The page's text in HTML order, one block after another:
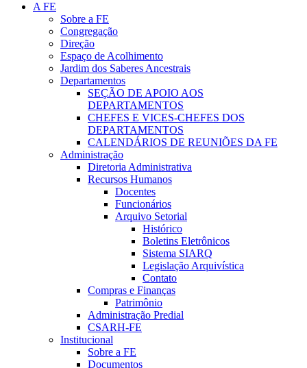
A FE
Sobre a FE
Congregação
Direção
Espaço de Acolhimento
Jardim dos Saberes Ancestrais
Departamentos
SEÇÃO DE APOIO AOS
DEPARTAMENTOS
CHEFES E VICES-CHEFES DOS
DEPARTAMENTOS
CALENDÁRIOS DE REUNIÕES DA FE
Administração
Diretoria Administrativa
Recursos Humanos
Docentes
Funcionários
Arquivo Setorial
Histórico
Boletins Eletrônicos
Sistema SIARQ
Legislação Arquivística
Contato
Compras e Finanças
Patrimônio
Administração Predial
CSARH-FE
Institucional
Sobre a FE
Documentos